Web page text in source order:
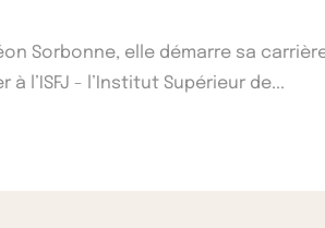
Sorbonne, elle démarre sa
l’ISFJ - l’Institut Supérieur de...